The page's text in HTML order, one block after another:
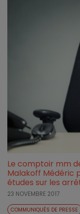
Le comptoir mm
Malakoff Médéric
études sur les
23 NOVEMBRE 2017
COMMUNIQUÉS DE PRESSE